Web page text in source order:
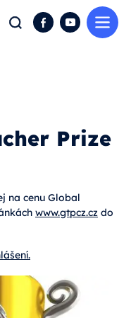
Hledat FacebookYouTube
Prize
na cenu Global
www.gtpcz.cz do